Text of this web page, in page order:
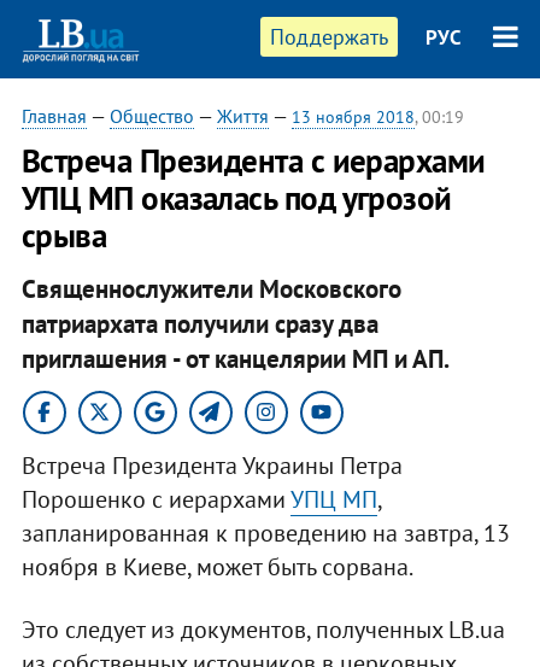
Поддержать РУС
Главная — Общество — Життя — 13 ноября 2018, 00:19
Встреча Президента с иерархами
УПЦ МП оказалась под угрозой
срыва
Священнослужители Московского
патриархата получили сразу два
приглашения - от канцелярии МП и АП.
Встреча Президента Украины Петра
Порошенко с иерархамиУПЦ МП,
запланированная к проведению на завтра, 13
ноября в Киеве, может быть сорвана.
Это следует из документов, полученных LB.ua